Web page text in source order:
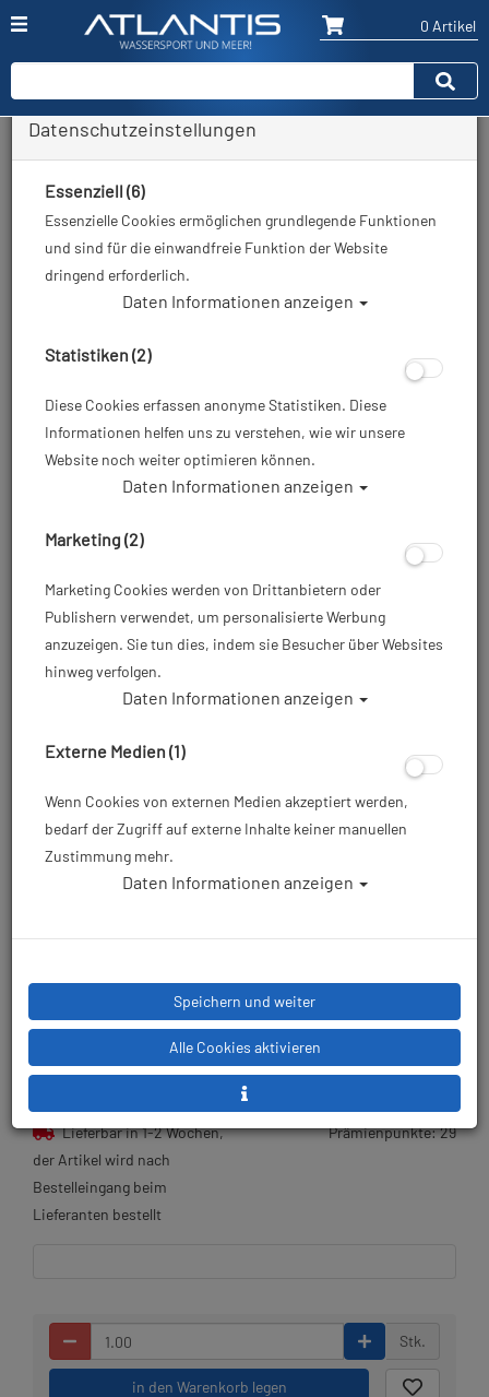
0 Artikel
Zurück
Artikelnr.: mar-411481wh
28,90 €*
24,05 € (45.42 %) gespart!
UVP:52,95 €
gültig bis 06.08.2026
Lieferbar in 1-2 Wochen,
der Artikel wird nach
Bestelleingang beim
Lieferanten bestellt
Prämienpunkte: 29
Stk.
in den Warenkorb legen
Datenschutzeinstellungen
Essenziell (6)
Essenzielle Cookies ermöglichen grundlegende Funktionen
und sind für die einwandfreie Funktion der Website
dringend erforderlich.
Daten Informationen anzeigen
Statistiken (2)
Diese Cookies erfassen anonyme Statistiken. Diese
Informationen helfen uns zu verstehen, wie wir unsere
Website noch weiter optimieren können.
Daten Informationen anzeigen
Marketing (2)
Marketing Cookies werden von Drittanbietern oder
Publishern verwendet, um personalisierte Werbung
anzuzeigen. Sie tun dies, indem sie Besucher über Websites
hinweg verfolgen.
Daten Informationen anzeigen
Externe Medien (1)
Wenn Cookies von externen Medien akzeptiert werden,
bedarf der Zugriff auf externe Inhalte keiner manuellen
Zustimmung mehr.
Daten Informationen anzeigen
Speichern und weiter
Alle Cookies aktivieren